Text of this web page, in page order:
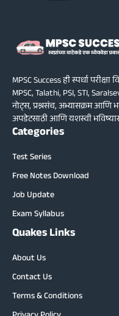
MPSC Success ही स्पर्धा
MPSC, Talathi, PSI, STI,
नोट्स, प्रश्नसंच, अभ्यासक्रम
अपडेटसाठी आणि यशस्वी
Categories
Test Series
Free Notes Download
Job Update
Exam Syllabus
Quakes Links
About Us
Contact Us
Terms & Conditions